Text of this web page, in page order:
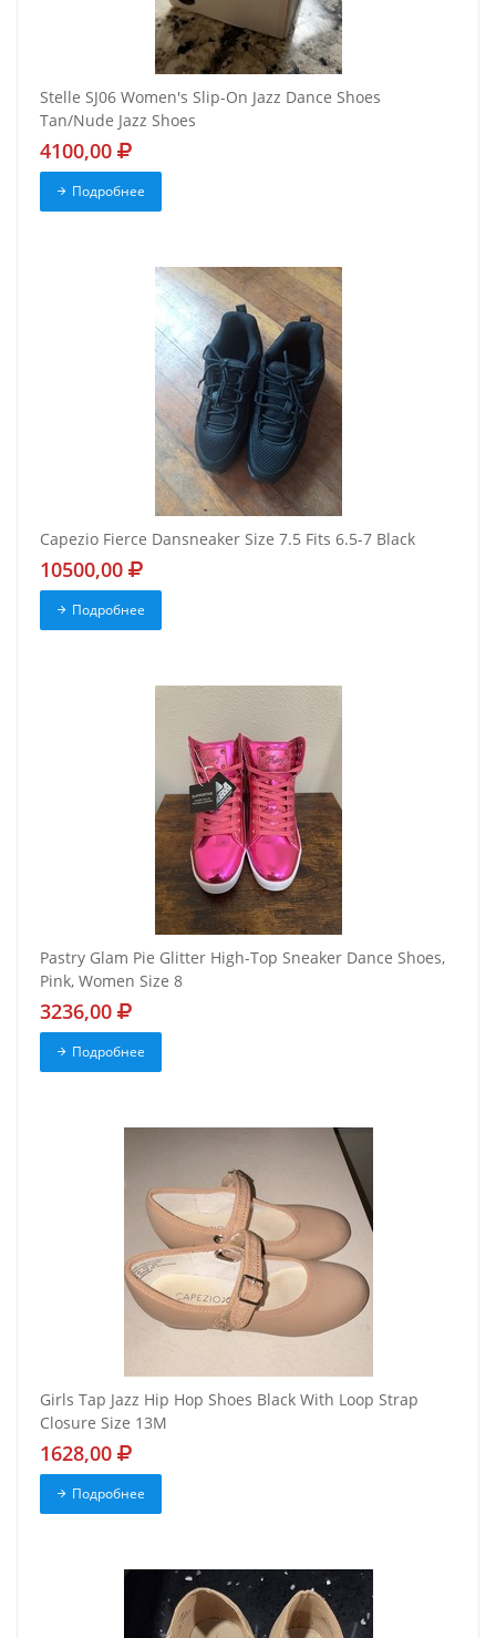
Stelle SJ06 Women's Slip-On Jazz Dance Shoes
Tan/Nude Jazz Shoes
4100,00
Подробнее
Capezio Fierce Dansneaker Size 7.5 Fits 6.5-7 Black
10500,00
Подробнее
Pastry Glam Pie Glitter High-Top Sneaker Dance Shoes,
Pink, Women Size 8
3236,00
Подробнее
Girls Tap Jazz Hip Hop Shoes Black With Loop Strap
Closure Size 13M
1628,00
Подробнее